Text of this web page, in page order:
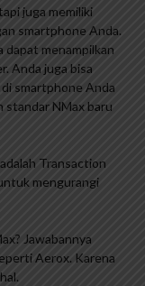
juga memiliki
smartphone Anda.
dapat menampilkan
Anda juga bisa
smartphone Anda
standar NMax baru
Transaction
mengurangi
Jawabannya
Aerox. Karena